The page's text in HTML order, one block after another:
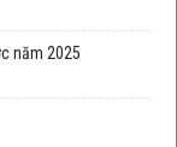
năm 2025